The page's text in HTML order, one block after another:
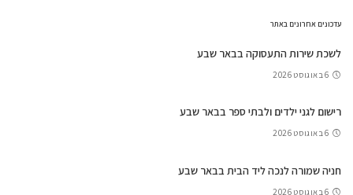
עדכונים אחרונים באתר
לשכת שירות התעסוקה בבאר שבע
6 באוגוסט 2026
רישום לגני ילדים ולבתי ספר בבאר שבע
6 באוגוסט 2026
חניה שמורה לנכה ליד הבית בבאר שבע
6 באוגוסט 2026